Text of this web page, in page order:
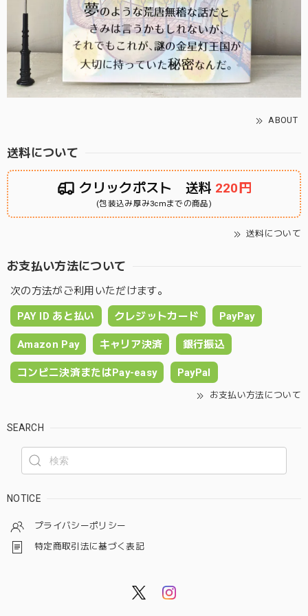
ABOUT
送料について
クリックポスト 送料 220円
(包装込み厚み3cmまでの商品)
送料について
お支払い方法について
次の方法がご利用いただけます。
PAY ID あと払い クレジットカード PayPay
Amazon Pay キャリア決済 銀行振込
コンビニ決済またはPay-easy PayPal
お支払い方法について
SEARCH
NOTICE
プライバシーポリシー
特定商取引法に基づく表記